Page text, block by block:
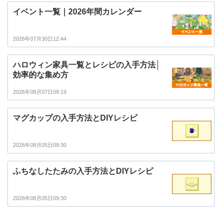
イベント一覧｜2026年間カレンダー
2026年07月30日12:44
ハロウィン家具一覧とレシピの入手方法│
効率的な集め方
2026年08月07日09:19
マグカップの入手方法とDIYレシピ
2026年08月05日09:30
ふちなしたたみの入手方法とDIYレシピ
2026年08月05日09:30